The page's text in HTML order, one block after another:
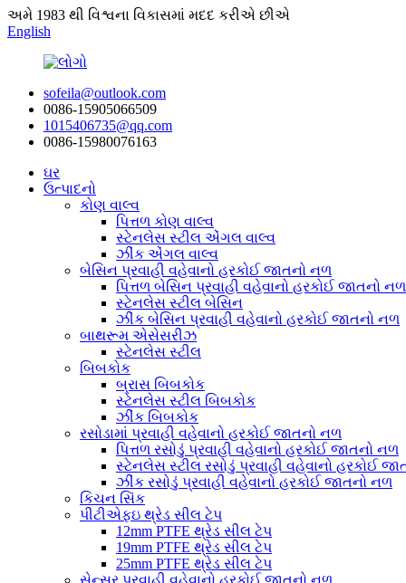
અમે 1983 થી વિશ્વના વિકાસમાં મદદ કરીએ છીએ
English
sofeila@outlook.com
0086-15905066509
1015406735@qq.com
0086-15980076163
ઘર
ઉત્પાદનો
કોણ વાલ્વ
પિત્તળ કોણ વાલ્વ
સ્ટેનલેસ સ્ટીલ એંગલ વાલ્વ
ઝીંક એંગલ વાલ્વ
બેસિન પ્રવાહી વહેવાનો હરકોઈ જાતનો નળ
પિત્તળ બેસિન પ્રવાહી વહેવાનો હરકોઈ જાતનો નળ
સ્ટેનલેસ સ્ટીલ બેસિન
ઝીંક બેસિન પ્રવાહી વહેવાનો હરકોઈ જાતનો નળ
બાથરૂમ એસેસરીઝ
સ્ટેનલેસ સ્ટીલ
બિબકોક
બ્રાસ બિબકોક
સ્ટેનલેસ સ્ટીલ બિબકોક
ઝીંક બિબકોક
રસોડામાં પ્રવાહી વહેવાનો હરકોઈ જાતનો નળ
પિત્તળ રસોડું પ્રવાહી વહેવાનો હરકોઈ જાતનો નળ
સ્ટેનલેસ સ્ટીલ રસોડું પ્રવાહી વહેવાનો હરકોઈ
ઝીંક રસોડું પ્રવાહી વહેવાનો હરકોઈ જાતનો નળ
કિચન સિંક
પીટીએફઇ થ્રેડ સીલ ટેપ
12mm PTFE થ્રેડ સીલ ટેપ
19mm PTFE થ્રેડ સીલ ટેપ
25mm PTFE થ્રેડ સીલ ટેપ
સેન્સર પ્રવાહી વહેવાનો હરકોઈ જાતનો નળ